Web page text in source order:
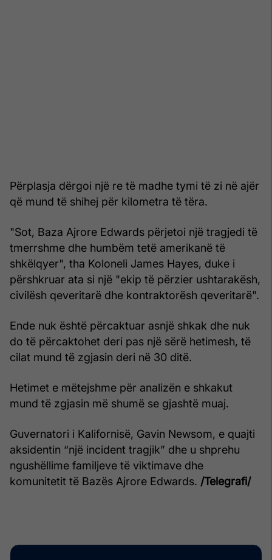
Përplasja dërgoi një re të madhe tymi të zi në ajër
që mund të shihej për kilometra të tëra.
"Sot, Baza Ajrore Edwards përjetoi një tragjedi të
tmerrshme dhe humbëm tetë amerikanë të
shkëlqyer", tha Koloneli James Hayes, duke i
përshkruar ata si një "ekip të përzier ushtarakësh,
civilësh qeveritarë dhe kontraktorësh qeveritarë".
Ende nuk është përcaktuar asnjë shkak dhe nuk
do të përcaktohet deri pas një sërë hetimesh, të
cilat mund të zgjasin deri në 30 ditë.
Hetimet e mëtejshme për analizën e shkakut
mund të zgjasin më shumë se gjashtë muaj.
Guvernatori i Kalifornisë, Gavin Newsom, e quajti
aksidentin “një incident tragjik” dhe u shprehu
ngushëllime familjeve të viktimave dhe
komunitetit të Bazës Ajrore Edwards. /Telegrafi/